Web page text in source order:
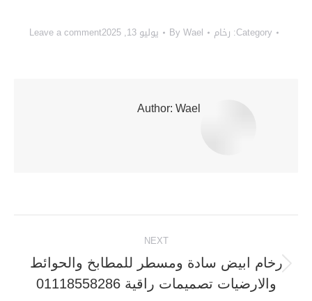
Category: رخام By Wael يوليو 13, 2025 Leave a comment
Author: Wael
Post
navigation
NEXT
Next
post:
رخام ابيض سادة ومسطر للمطابخ والحوائط
والارضيات تصميمات راقية 01118558286